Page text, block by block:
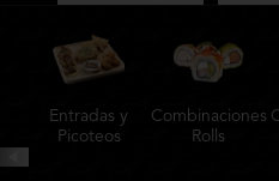
Entradas y
Picoteos
Combinaciones
Rolls